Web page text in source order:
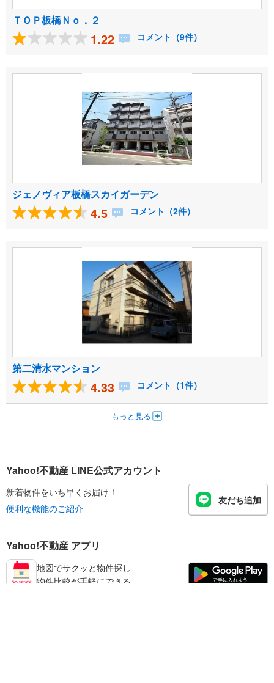
ＴＯＰ板橋Ｎｏ．２
1.22 コメント（9件）
ジェノヴィア板橋スカイガーデン
4.5 コメント（2件）
第二清水マンション
4.33 コメント（1件）
もっと見る
Yahoo!不動産 LINE公式アカウント
新着物件をいち早くお届け！
便利な機能のご紹介
友だち追加
Yahoo!不動産 アプリ
地図でサクッと物件探し
物件比較が手軽にできる